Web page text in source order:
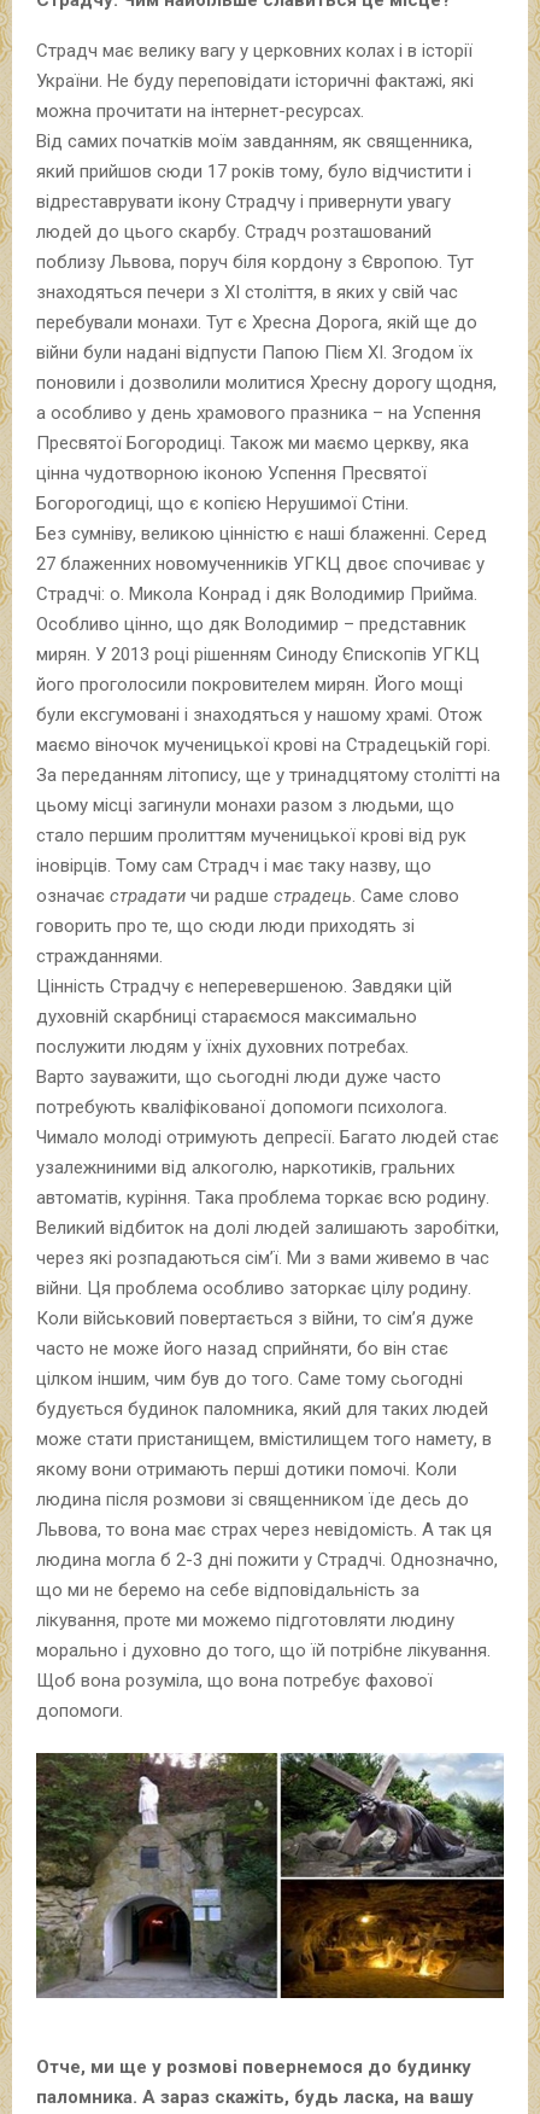
Страдч має велику вагу у церковних колах і в історії
України. Не буду переповідати історичні фактажі, які
можна прочитати на інтернет-ресурсах.
Від самих початків моїм завданням, як священника,
який прийшов сюди 17 років тому, було відчистити і
відреставрувати ікону Страдчу і привернути увагу
людей до цього скарбу. Страдч розташований
поблизу Львова, поруч біля кордону з Європою. Тут
знаходяться печери з XI століття, в яких у свій час
перебували монахи. Тут є Хресна Дорога, якій ще до
війни були надані відпусти Папою Пієм XI. Згодом їх
поновили і дозволили молитися Хресну дорогу щодня,
а особливо у день храмового празника – на Успення
Пресвятої Богородиці. Також ми маємо церкву, яка
цінна чудотворною іконою Успення Пресвятої
Богорогодиці, що є копією Нерушимої Стіни.
Без сумніву, великою цінністю є наші блаженні. Серед
27 блаженних новомученників УГКЦ двоє спочиває у
Страдчі: о. Микола Конрад і дяк Володимир Прийма.
Особливо цінно, що дяк Володимир – представник
мирян. У 2013 році рішенням Синоду Єпископів УГКЦ
його проголосили покровителем мирян. Його мощі
були ексгумовані і знаходяться у нашому храмі. Отож
маємо віночок мученицької крові на Страдецькій горі.
За переданням літопису, ще у тринадцятому столітті на
цьому місці загинули монахи разом з людьми, що
стало першим пролиттям мученицької крові від рук
іновірців. Тому сам Страдч і має таку назву, що
означає страдати чи радше страдець. Саме слово
говорить про те, що сюди люди приходять зі
стражданнями.
Цінність Страдчу є неперевершеною. Завдяки цій
духовній скарбниці стараємося максимально
послужити людям у їхніх духовних потребах.
Варто зауважити, що сьогодні люди дуже часто
потребують кваліфікованої допомоги психолога.
Чимало молоді отримують депресії. Багато людей стає
узалежниними від алкоголю, наркотиків, гральних
автоматів, куріння. Така проблема торкає всю родину.
Великий відбиток на долі людей залишають заробітки,
через які розпадаються сім’ї. Ми з вами живемо в час
війни. Ця проблема особливо заторкає цілу родину.
Коли військовий повертається з війни, то сім’я дуже
часто не може його назад сприйняти, бо він стає
цілком іншим, чим був до того. Саме тому сьогодні
будується будинок паломника, який для таких людей
може стати пристанищем, вмістилищем того намету, в
якому вони отримають перші дотики помочі. Коли
людина після розмови зі священником їде десь до
Львова, то вона має страх через невідомість. А так ця
людина могла б 2-3 дні пожити у Страдчі. Однозначно,
що ми не беремо на себе відповідальність за
лікування, проте ми можемо підготовляти людину
морально і духовно до того, що їй потрібне лікування.
Щоб вона розуміла, що вона потребує фахової
допомоги.
Отче, ми ще у розмові повернемося до будинку
паломника. А зараз скажіть, будь ласка, на вашу